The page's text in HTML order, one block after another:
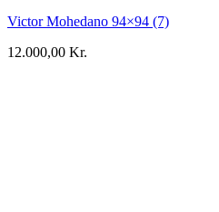
Victor Mohedano 94×94 (7)
12.000,00 Kr.